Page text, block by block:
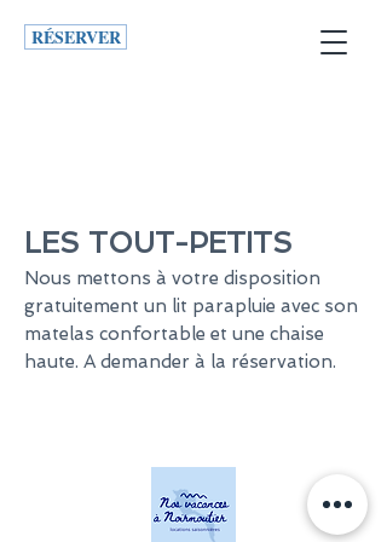
RÉSERVER
LES TOUT-PETITS
Nous mettons à votre disposition
gratuitement un lit parapluie avec son
matelas confortable et une chaise
haute. A demander à la réservation.